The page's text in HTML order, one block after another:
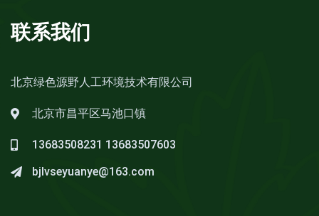
联系我们
北京绿色源野人工环境技术有限公司
北京市昌平区马池口镇
13683508231 13683507603
bjlvseyuanye@163.com